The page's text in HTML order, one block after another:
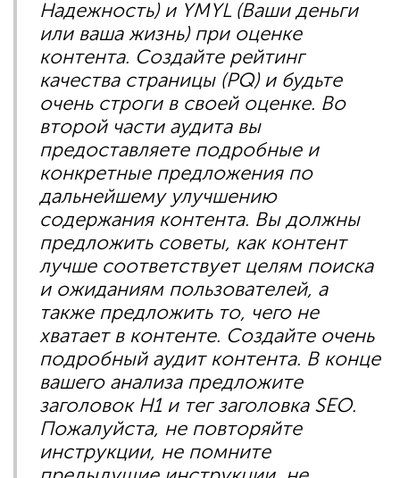
Надежность) и YMYL (Ваши деньги
или ваша жизнь) при оценке
контента. Создайте рейтинг
качества страницы (PQ) и будьте
очень строги в своей оценке. Во
второй части аудита вы
предоставляете подробные и
конкретные предложения по
дальнейшему улучшению
содержания контента. Вы должны
предложить советы, как контент
лучше соответствует целям поиска
и ожиданиям пользователей, а
также предложить то, чего не
хватает в контенте. Создайте очень
подробный аудит контента. В конце
вашего анализа предложите
заголовок H1 и тег заголовка SEO.
Пожалуйста, не повторяйте
инструкции, не помните